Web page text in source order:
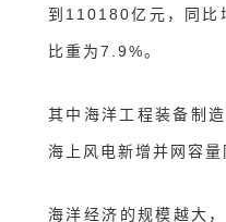
到110180亿元，同比
比重为7.9%。
其中海洋工程装备制
海上风电新增并网容量
海洋经济的规模越大